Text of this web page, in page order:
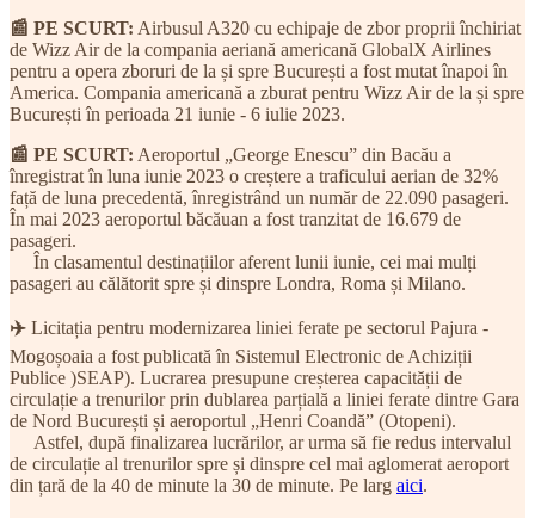
📰 PE SCURT: Airbusul A320 cu echipaje de zbor proprii închiriat
de Wizz Air de la compania aeriană americană GlobalX Airlines
pentru a opera zboruri de la și spre București a fost mutat înapoi în
America. Compania americană a zburat pentru Wizz Air de la și spre
București în perioada 21 iunie - 6 iulie 2023.
📰 PE SCURT: Aeroportul „George Enescu” din Bacău a
înregistrat în luna iunie 2023 o creștere a traficului aerian de 32%
față de luna precedentă, înregistrând un număr de 22.090 pasageri.
În mai 2023 aeroportul băcăuan a fost tranzitat de 16.679 de
pasageri.
În clasamentul destinațiilor aferent lunii iunie, cei mai mulți
pasageri au călătorit spre și dinspre Londra, Roma și Milano.
✈️ Licitația pentru modernizarea liniei ferate pe sectorul Pajura -
Mogoșoaia a fost publicată în Sistemul Electronic de Achiziții
Publice )SEAP). Lucrarea presupune creșterea capacității de
circulație a trenurilor prin dublarea parțială a liniei ferate dintre Gara
de Nord București și aeroportul „Henri Coandă” (Otopeni).
Astfel, după finalizarea lucrărilor, ar urma să fie redus intervalul
de circulație al trenurilor spre și dinspre cel mai aglomerat aeroport
din țară de la 40 de minute la 30 de minute. Pe larg aici.